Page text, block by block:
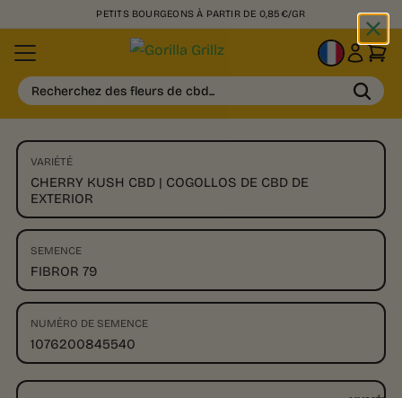
PETITS BOURGEONS À PARTIR DE 0,85€/GR
FR
Recherchez des fleurs de cbd...
VARIÉTÉ
CHERRY KUSH CBD | COGOLLOS DE CBD DE
EXTERIOR
SEMENCE
FIBROR 79
NUMÉRO DE SEMENCE
1076200845540